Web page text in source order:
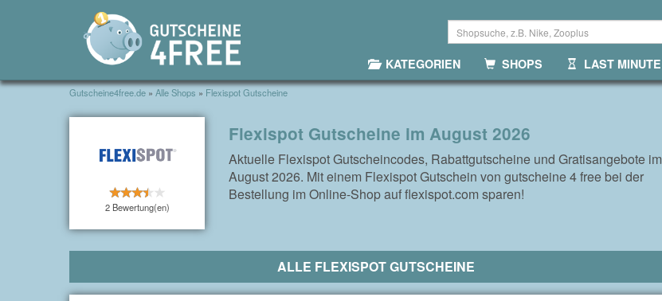
KATEGORIEN SHOPS LAST MINUTE
Gutscheine4free.de » Alle Shops » Flexispot Gutscheine
2 Bewertung(en)
Flexispot Gutscheine im August 2026
Aktuelle Flexispot Gutscheincodes, Rabattgutscheine und Gratisangebote im
August 2026. Mit einem Flexispot Gutschein von gutscheine 4 free bei der
Bestellung im Online-Shop auf flexispot.com sparen!
ALLE FLEXISPOT GUTSCHEINE